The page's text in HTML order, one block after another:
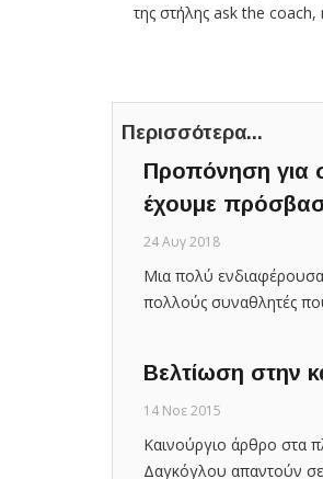
της στήλης ask the
Περισσότερα...
Προπόνηση για
έχουμε
24 Αυγ 2018
Μια πολύ ενδιαφέρουσα
πολλούς συναθλητές
Βελτίωση στην
14 Νοε 2015
Καινούργιο άρθρο στα
Δαγκόγλου απαντούν